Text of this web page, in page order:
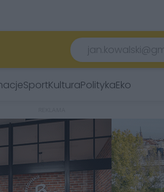
SportKulturaPolitykaEko